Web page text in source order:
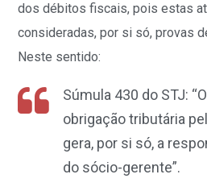
dos débitos fiscais, pois estas
consideradas, por si só, provas
Neste sentido:
Súmula 430 do STJ:
obrigação tributária
gera, por si só, a
do sócio-gerente”.